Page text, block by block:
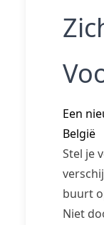
Een
België
Stel je
buurt
Niet